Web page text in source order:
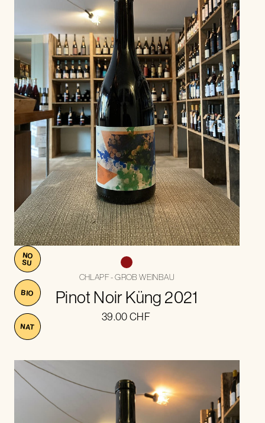
NO
SU
BIO
NAT
CHLAPF - GROB WEINBAU
Pinot Noir Küng 2021
39.00CHF